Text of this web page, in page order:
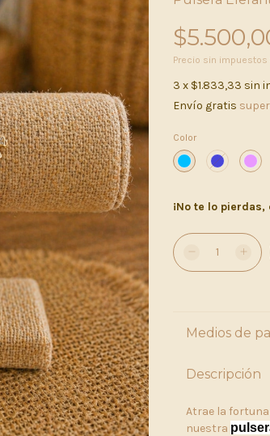
Precio sin impuestos
3 x $1.833,33 sin
Envío gratis
Color
¡No te lo
Medios de
Descripción
Atrae la
nuestra